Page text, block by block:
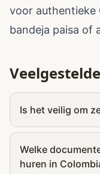
voor authentieke
bandeja paisa of
Is het veilig om
Welke
huren in